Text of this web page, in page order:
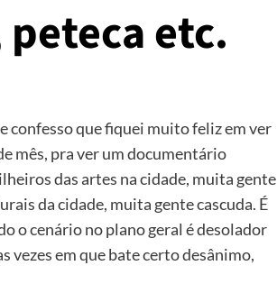
etc.
confesso que fiquei muito feliz em ver
mês, pra ver um documentário
das artes na cidade, muita gente
da cidade, muita gente cascuda. É
o cenário no plano geral é desolador
vezes em que bate certo desânimo,